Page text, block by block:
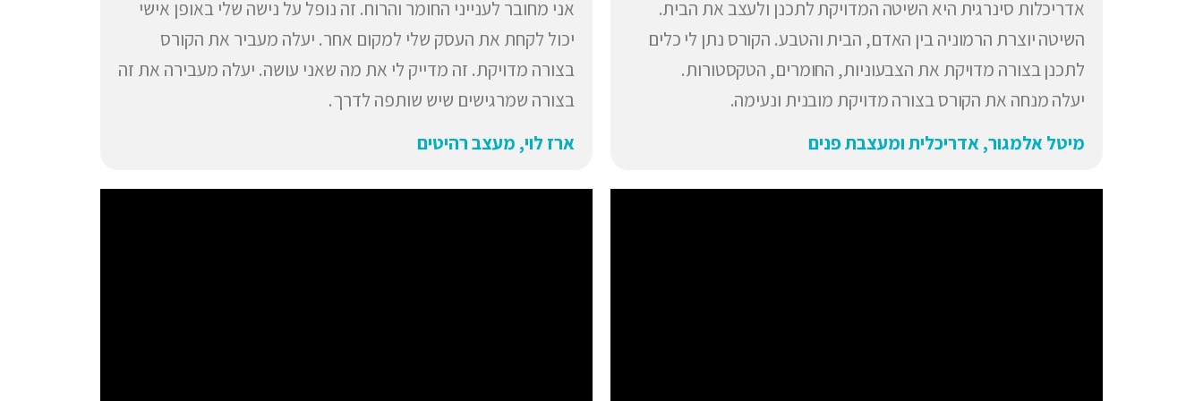
אדריכלות סינרגית היא השיטה המדויקת לתכנן ולעצב את הבית.
השיטה יוצרת הרמוניה בין האדם, הבית והטבע. הקורס נתן לי כלים
לתכנן בצורה מדויקת את הצבעוניות, החומרים, הטקסטורות.
יעלה מנחה את הקורס בצורה מדויקת מובנית ונעימה.
מיטל אלמגור, אדריכלית ומעצבת פנים
אני מחובר לענייני החומר והרוח. זה נופל על נישה שלי באופן אישי
יכול לקחת את העסק שלי למקום אחר. יעלה מעביר את הקורס
בצורה מדויקת. זה מדייק לי את מה שאני עושה. יעלה מעבירה את זה
בצורה שמרגישים שיש שותפה לדרך.
ארז לוי, מעצב רהיטים